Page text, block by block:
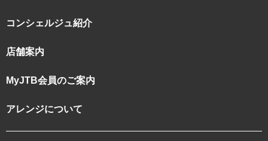
コンシェルジュ紹介
店舗案内
MyJTB会員のご案内
アレンジについて